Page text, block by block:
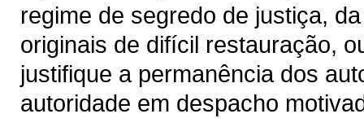
regime de segredo de justiça,
originais de difícil restauração,
justifique a permanência dos
autoridade em despacho